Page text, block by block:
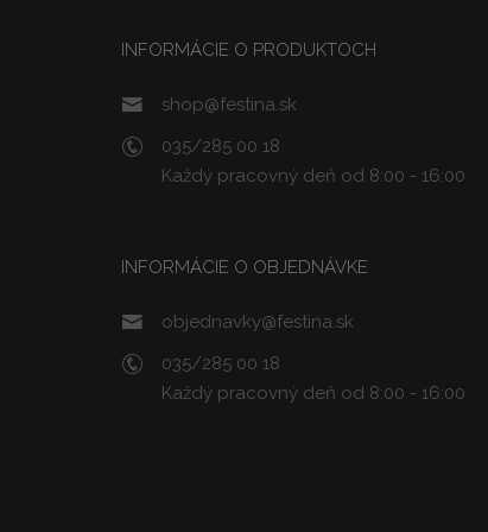
INFORMÁCIE O PRODUKTOCH
shop@festina.sk
035/285 00 18
Každý pracovný deň od 8:00 - 16:00
INFORMÁCIE O OBJEDNÁVKE
objednavky@festina.sk
035/285 00 18
Každý pracovný deň od 8:00 - 16:00